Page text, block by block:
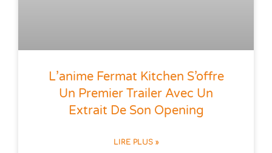
L’anime Fermat Kitchen S’offre
Un Premier Trailer Avec Un
Extrait De Son Opening
LIRE PLUS »